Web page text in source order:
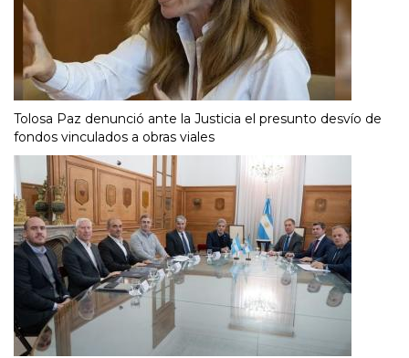
Tolosa Paz denunció ante la Justicia el presunto desvío de
fondos vinculados a obras viales